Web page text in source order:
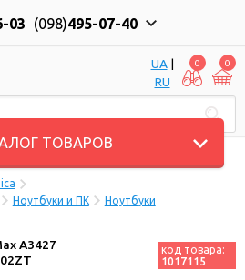
03 (098)495-07-40
UA|
RU
0 0
ТОВАРОВ
Ноутбуки и ПК Ноутбуки
A3427
код товара:
1017115